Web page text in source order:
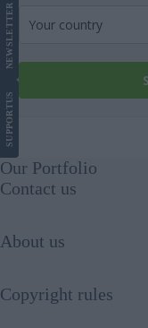
SUPPORT
US
NEWS
LETTER
Our Portfolio
Contact us
About us
Copyright rules